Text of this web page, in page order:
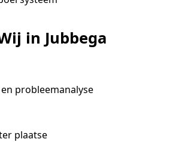
in Jubbega
probleemanalyse
plaatse